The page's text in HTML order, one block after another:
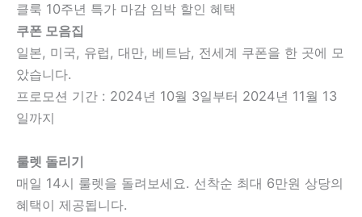
클룩 10주년 특가 마감 임박 할인 혜택
쿠폰 모음집
일본, 미국, 유럽, 대만, 베트남, 전세계 쿠폰을 한 곳에 모
았습니다.
프로모션 기간 : 2024년 10월 3일부터 2024년 11월 13
일까지
룰렛 돌리기
매일 14시 룰렛을 돌려보세요. 선착순 최대 6만원 상당의
혜택이 제공됩니다.